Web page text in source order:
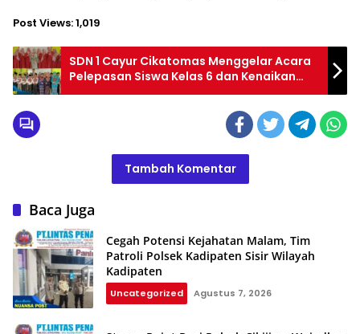
Post Views:1,019
SDN 1 Cayur Cikatomas Menggelar Acara
Pelepasan Siswa Kelas 6 dan Kenaikan
Kelas
Tambah Komentar
Baca Juga
Cegah Potensi Kejahatan Malam, Tim
Patroli Polsek Kadipaten Sisir Wilayah
Kadipaten
Uncategorized Agustus 7, 2026